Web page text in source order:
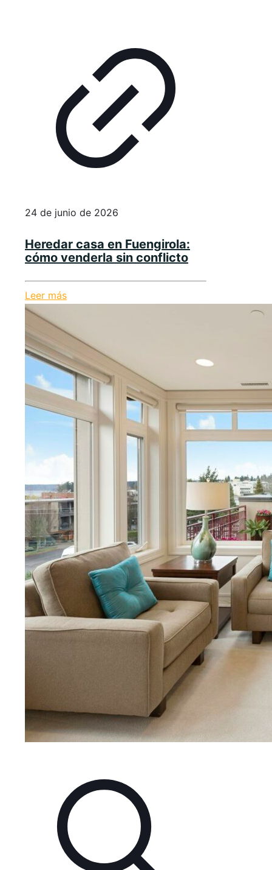
24 de junio de 2026
Heredar casa en Fuengirola:
cómo venderla sin conflicto
Leer más